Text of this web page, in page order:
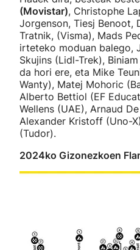
(Movistar), Christophe
Jorgenson, Tiesj Benoot,
Tratnik, (Visma), Mads
irteteko moduan balego,
Skujins (Lidl-Trek),
da hori ere, eta Mike
Wanty), Matej Mohoric
Alberto Bettiol (EF
Wellens (UAE), Arnaud
Alexander Kristoff (Uno-
(Tudor).
2024ko Gizonezkoen